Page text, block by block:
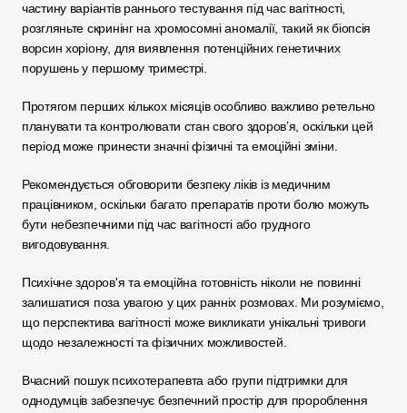
частину варіантів раннього тестування під час вагітності,
розгляньте скринінг на хромосомні аномалії, такий як біопсія
ворсин хоріону, для виявлення потенційних генетичних
порушень у першому триместрі.
Протягом перших кількох місяців особливо важливо ретельно
планувати та контролювати стан свого здоров’я, оскільки цей
період може принести значні фізичні та емоційні зміни.
Рекомендується обговорити безпеку ліків із медичним
працівником, оскільки багато препаратів проти болю можуть
бути небезпечними під час вагітності або грудного
вигодовування.
Психічне здоров'я та емоційна готовність ніколи не повинні
залишатися поза увагою у цих ранніх розмовах. Ми розуміємо,
що перспектива вагітності може викликати унікальні тривоги
щодо незалежності та фізичних можливостей.
Вчасний пошук психотерапевта або групи підтримки для
однодумців забезпечує безпечний простір для пророблення